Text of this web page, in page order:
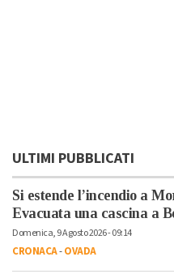
ULTIMI PUBBLICATI
Si estende l’incendio a
Evacuata una cascina a
Domenica, 9 Agosto 2026 - 09:14
CRONACA-OVADA